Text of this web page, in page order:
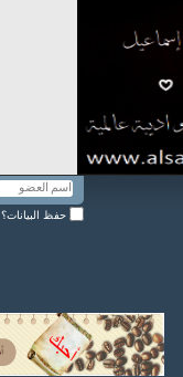
حفظ البيانات؟